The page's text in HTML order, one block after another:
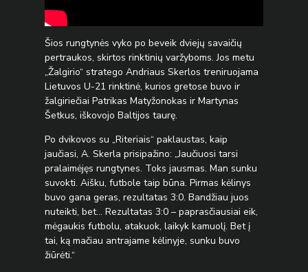
Šios rungtynės vyko po beveik dviejų savaičių
pertraukos, skirtos rinktinių varžyboms. Jos metu
„Žalgirio“ stratego Andriaus Skerlos treniruojama
Lietuvos U-21 rinktinė, kurios gretose buvo ir
žalgiriečiai Patrikas Matyžonokas ir Martynas
Šetkus, iškovojo Baltijos taurę.
Po dvikovos su „Riteriais“ paklaustas, kaip
jaučiasi, A. Skerla prisipažino: „Jaučiuosi tarsi
pralaimėjęs rungtynes. Toks jausmas. Man sunku
suvokti. Aišku, futbole taip būna. Pirmas kėlinys
buvo gana geras, rezultatas 3:0. Bandžiau juos
nuteikti, bet… Rezultatas 3:0 – paprasčiausiai eik,
mėgaukis futbolu, atakuok, laikyk kamuolį. Bet į
tai, ką mačiau antrajame kėlinyje, sunku buvo
žiūrėti.“